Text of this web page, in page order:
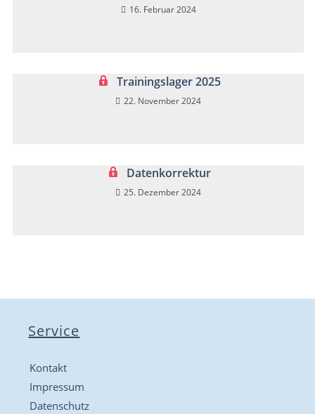
16. Februar 2024
Trainingslager 2025
22. November 2024
Datenkorrektur
25. Dezember 2024
Service
Kontakt
Impressum
Datenschutz